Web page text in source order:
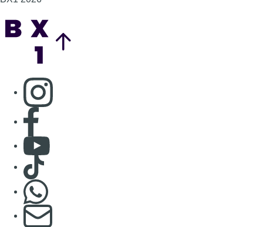
Consulter page Instagram
Consulter page Facebook
Consulter Youtube
Consulter TikTok
S'abonner à notre newsletter